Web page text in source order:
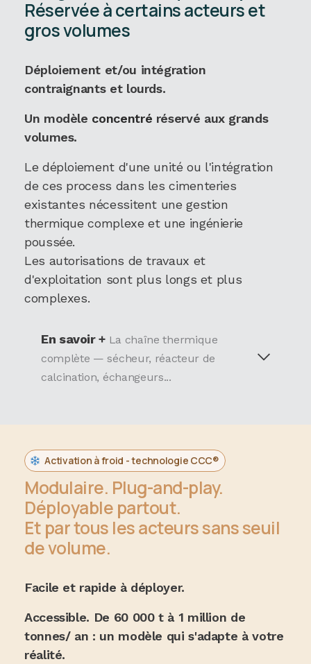
Réservée à certains acteurs et
gros volumes
Déploiement et/ou intégration
contraignants et lourds.
Un modèle concentré réservé aux grands
volumes.
Le déploiement d'une unité ou l'intégration
de ces process dans les cimenteries
existantes nécessitent une gestion
thermique complexe et une ingénierie
poussée.
Les autorisations de travaux et
d'exploitation sont plus longs et plus
complexes.
En savoir + La chaîne thermique
complète — sécheur, réacteur de
calcination, échangeurs...
Activation à froid - technologie CCC®
Modulaire. Plug-and-play.
Déployable partout.
Et par tous les acteurs sans seuil
de volume.
Facile et rapide à déployer.
Accessible. De 60 000 t à 1 million de
tonnes/ an : un modèle qui s'adapte à votre
réalité.